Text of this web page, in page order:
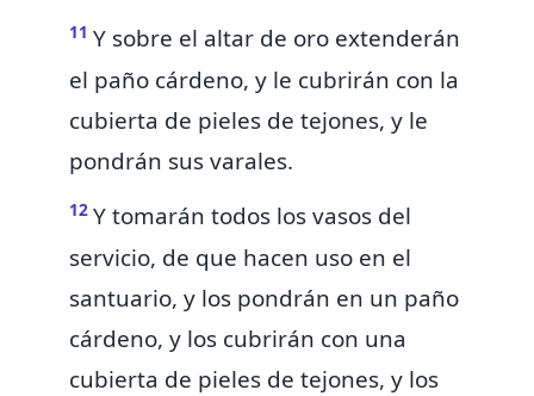
11 Y sobre el altar de oro extenderán
el paño cárdeno, y le cubrirán con la
cubierta de pieles de tejones, y le
pondrán sus varales.
12 Y tomarán todos los vasos del
servicio, de que hacen uso en el
santuario, y los pondrán en un paño
cárdeno, y los cubrirán con una
cubierta de pieles de tejones, y los